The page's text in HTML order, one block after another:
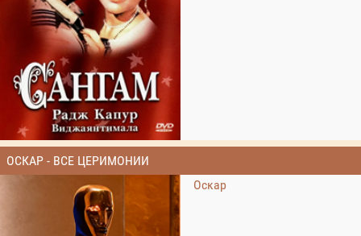
ОСКАР - ВСЕ ЦЕРИМОНИИ
Оскар